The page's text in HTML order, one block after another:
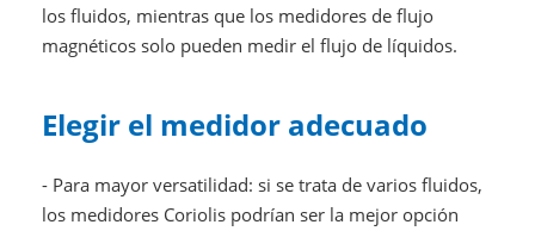
los fluidos, mientras que los medidores de flujo
magnéticos solo pueden medir el flujo de líquidos.
Elegir el medidor adecuado
- Para mayor versatilidad: si se trata de varios fluidos,
los medidores Coriolis podrían ser la mejor opción